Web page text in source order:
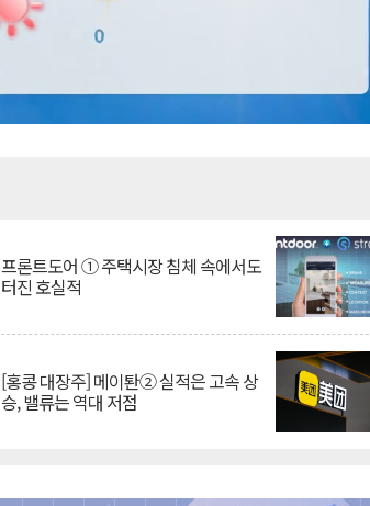
프론트도어 ① 주택시장 침체 속에서도
터진 호실적
[홍콩 대장주] 메이퇀② 실적은 고속 상
승, 밸류는 역대 저점